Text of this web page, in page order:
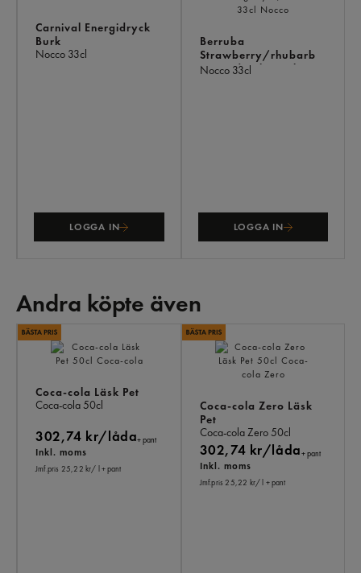
Carnival Energidryck
Burk
Nocco 33cl
LOGGA IN
Berruba
Strawberry/rhubarb
Energidryck, Burk
Nocco 33cl
LOGGA IN
Andra köpte även
Coca-cola Läsk Pet
Coca-cola50cl
302,74 kr/låda+ pant
Inkl. moms
Jmf.pris 25,22 kr/ l+ pant
Coca-cola Zero Läsk
Pet
Coca-cola Zero50cl
302,74 kr/låda+ pant
Inkl. moms
Jmf.pris 25,22 kr/ l + pant